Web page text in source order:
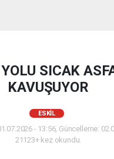
SICAK
KAVUŞUYOR
ESKİL
- 13:56, Güncelleme:
21123+ kez okundu.